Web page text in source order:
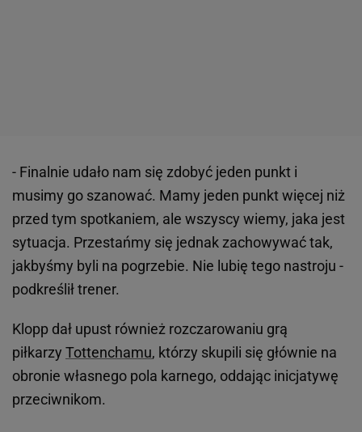
- Finalnie udało nam się zdobyć jeden punkt i
musimy go szanować. Mamy jeden punkt więcej niż
przed tym spotkaniem, ale wszyscy wiemy, jaka jest
sytuacja. Przestańmy się jednak zachowywać tak,
jakbyśmy byli na pogrzebie. Nie lubię tego nastroju -
podkreślił trener.
Klopp dał upust również rozczarowaniu grą
piłkarzy Tottenchamu, którzy skupili się głównie na
obronie własnego pola karnego, oddając inicjatywę
przeciwnikom.